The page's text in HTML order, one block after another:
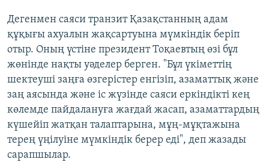
Дегенмен саяси транзит Қазақстанның адам
құқығы ахуалын жақсартуына мүмкіндік беріп
отыр. Оның үстіне президент Тоқаевтың өзі бұл
жөнінде нақты уәделер берген. "Бұл үкіметтің
шектеуші заңға өзгерістер енгізіп, азаматтық және
заң аясында және іс жүзінде саяси еркіндікті кең
көлемде пайдалануға жағдай жасап, азаматтардың
күшейіп жатқан талаптарына, мұң-мұқтажына
терең үңілуіне мүмкіндік берер еді", деп жазады
сарапшылар.